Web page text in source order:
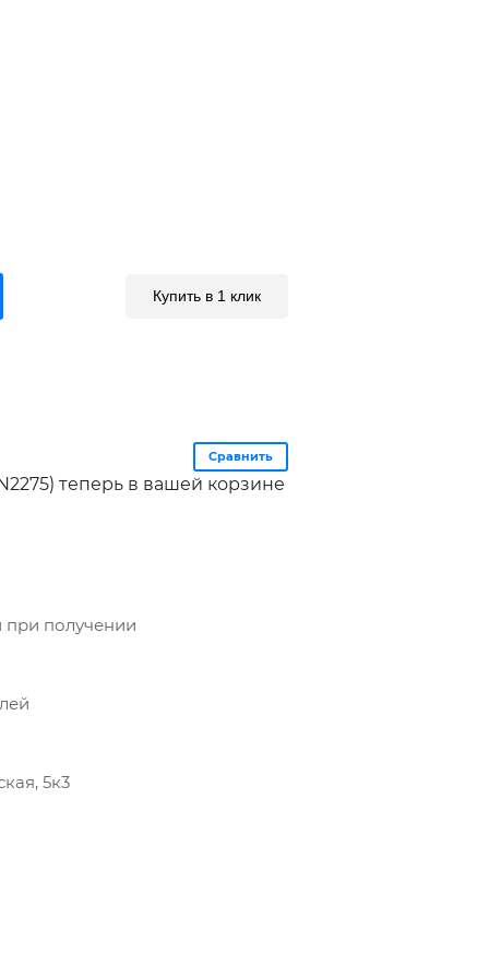
Купить в 1 клик
Сравнить
теперь в вашей корзине
получении
5к3